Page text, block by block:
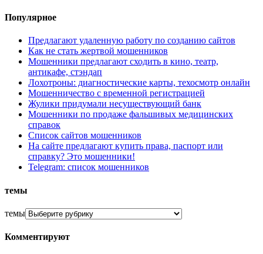
Популярное
Предлагают удаленную работу по созданию сайтов
Как не стать жертвой мошенников
Мошенники предлагают сходить в кино, театр,
антикафе, стэндап
Лохотроны: диагностические карты, техосмотр онлайн
Мошенничество с временной регистрацией
Жулики придумали несуществующий банк
Мошенники по продаже фальшивых медицинских
справок
Список сайтов мошенников
На сайте предлагают купить права, паспорт или
справку? Это мошенники!
Telegram: список мошенников
темы
темы
Комментируют